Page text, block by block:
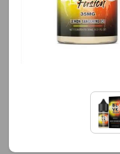
تمامی قیمت ها بروز
هستند.
افزودن به سبد خرید